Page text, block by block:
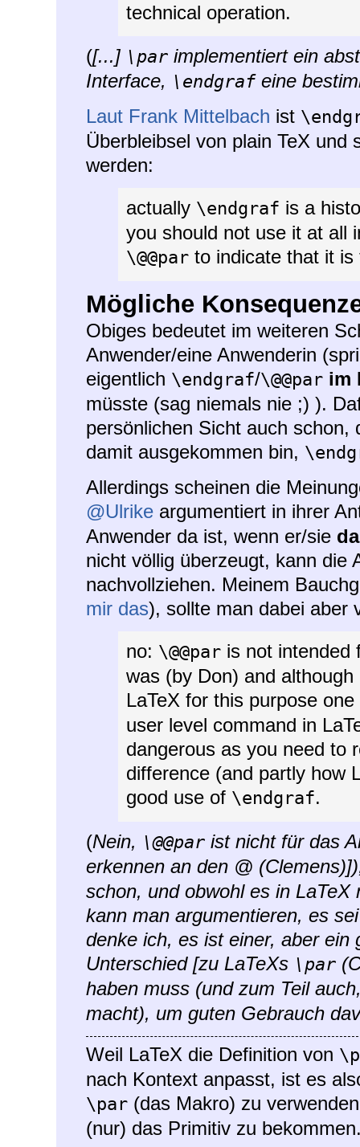
technical operation.
([...] \par implementiert ein
Interface, \endgrafeine
Laut Frank Mittelbach ist
Überbleibsel von plain TeX und
werden:
actually \endgraf is a
you should not use it at all
\@@par to indicate that it
Mögliche
Obiges bedeutet im weiteren
Anwender/eine Anwenderin
eigentlich \endgraf/\@@par im
müsste (sag niemals nie ;) ).
persönlichen Sicht auch
damit ausgekommen bin,
Allerdings scheinen die
@Ulrike argumentiert in ihrer
Anwender da ist, wenn er/sie
nicht völlig überzeugt, kann die
nachvollziehen. Meinem
mir das), sollte man dabei aber
no: \@@par is not
was (by Don) and
LaTeX for this purpose
user level command in
dangerous as you need to
difference (and partly how
good use of \endgraf.
(Nein, \@@par ist nicht für das
erkennen an den @
schon, und obwohl es in
kann man argumentieren, es
denke ich, es ist einer, aber ein
Unterschied [zu LaTeXs \par
haben muss (und zum Teil
macht), um guten Gebrauch
Weil LaTeX die Definition von
nach Kontext anpasst, ist es
\par (das Makro) zu
(nur) das Primitiv zu